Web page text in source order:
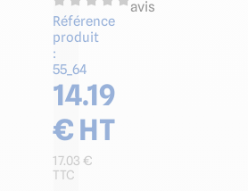
avis
Référence
produit
:
55_64
14.19
€ HT
17.03 €
TTC